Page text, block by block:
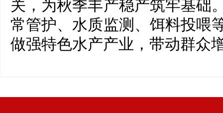
关，为秋季丰产稳产筑牢基础
常管护、水质监测、饵料投喂
做强特色水产产业，带动群众